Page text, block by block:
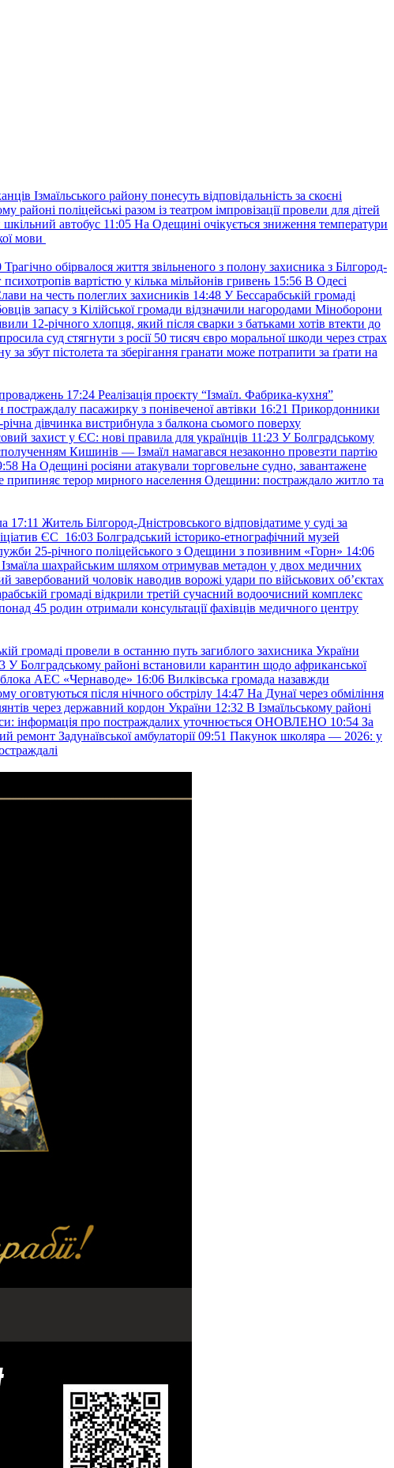
Ізмаїльського району понесуть відповідальність за скоєні
районі поліцейські разом із театром імпровізації провели для дітей
шкільний автобус 11:05 На Одещині очікується зниження температури
мови
Трагічно обірвалося життя звільненого з полону захисника з Білгород-
вартістю у кілька мільйонів гривень 15:56 В Одесі
на честь полеглих захисників 14:48 У Бессарабській громаді
запасу з Кілійської громади відзначили нагородами Міноборони
12-річного хлопця, який після сварки з батьками хотів втекти до
суд стягнути з росії 50 тисяч євро моральної шкоди через страх
збут пістолета та зберігання гранати може потрапити за ґрати на
17:24 Реалізація проєкту “Ізмаїл. Фабрика-кухня”
пасажирку з понівеченої автівки 16:21 Прикордонники
дівчинка вистрибнула з балкона сьомого поверху
захист у ЄС: нові правила для українців 11:23 У Болградському
Кишинів — Ізмаїл намагався незаконно провезти партію
На Одещині росіяни атакували торговельне судно, завантажене
припиняє терор мирного населення Одещини: постраждало житло та
17:11 Житель Білгород-Дністровського відповідатиме у суді за
ЄС 16:03 Болградський історико-етнографічний музей
25-річного поліцейського з Одещини з позивним «Горн» 14:06
шахрайським шляхом отримував метадон у двох медичних
завербований чоловік наводив ворожі удари по військових обʼєктах
громаді відкрили третій сучасний водоочисний комплекс
45 родин отримали консультації фахівців медичного центру
громаді провели в останню путь загиблого захисника України
У Болградському районі встановили карантин щодо африканської
АЕС «Чернаводе» 16:06 Вилківська громада назавжди
оговтуються після нічного обстрілу 14:47 На Дунаї через обміління
через державний кордон України 12:32 В Ізмаїльському районі
інформація про постраждалих уточнюється ОНОВЛЕНО 10:54 За
ремонт Задунаївської амбулаторії 09:51 Пакунок школяра — 2026: у